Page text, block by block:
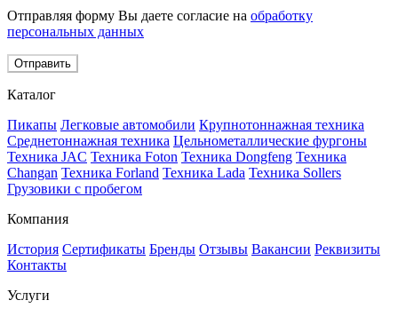
Отправляя форму Вы даете согласие на обработку
персональных данных
Отправить
Каталог
Пикапы Легковые автомобили Крупнотоннажная техника
Среднетоннажная техника Цельнометаллические фургоны
Техника JAC Техника Foton Техника Dongfeng Техника
Changan Техника Forland Техника Lada Техника Sollers
Грузовики с пробегом
Компания
История Сертификаты Бренды Отзывы Вакансии Реквизиты
Контакты
Услуги